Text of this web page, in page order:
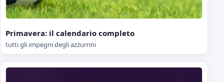
Primavera: il calendario completo
tutti gli impegni degli azzurrini